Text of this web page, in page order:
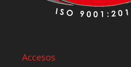
Accesos